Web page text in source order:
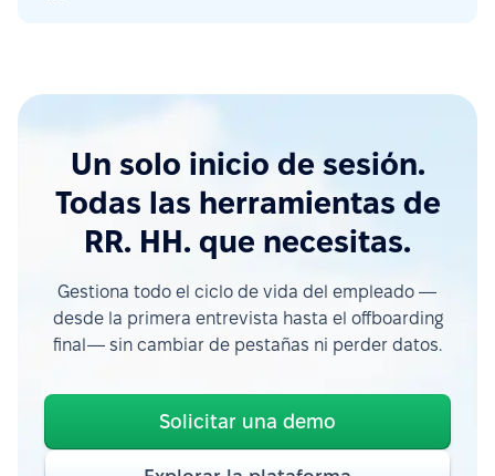
Un solo inicio de sesión.
Todas las herramientas de
RR. HH. que necesitas.
Gestiona todo el ciclo de vida del empleado —
desde la primera entrevista hasta el offboarding
final— sin cambiar de pestañas ni perder datos.
Solicitar una demo